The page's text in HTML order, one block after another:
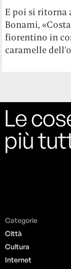
E poi si
Bonami,
fiorentino in
caramelle
Le
più
Categorie
Città
Cultura
Internet